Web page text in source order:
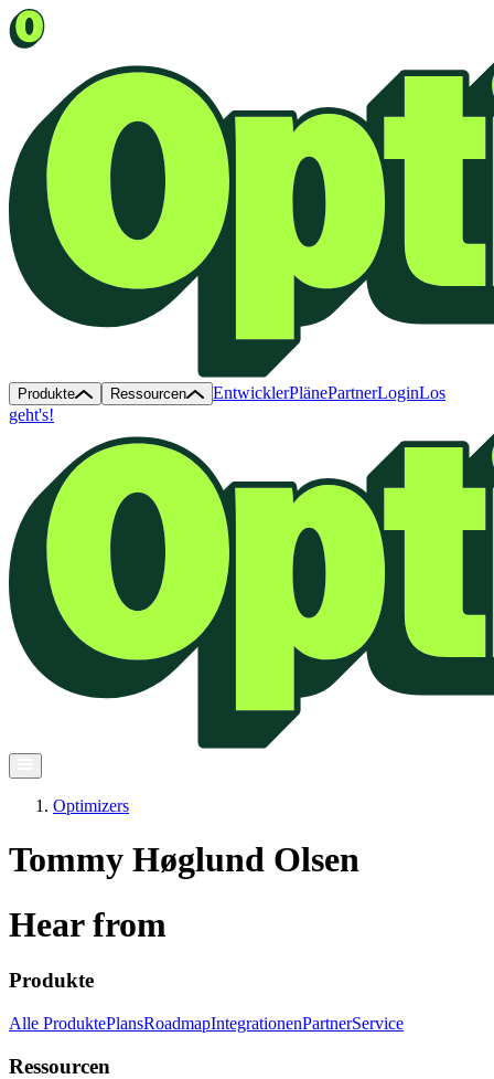
Produkte Ressourcen EntwicklerPlänePartnerLoginLos
geht's!
Optimizers
Tommy Høglund Olsen
Hear from
Produkte
Alle ProduktePlansRoadmapIntegrationenPartnerService
Ressourcen